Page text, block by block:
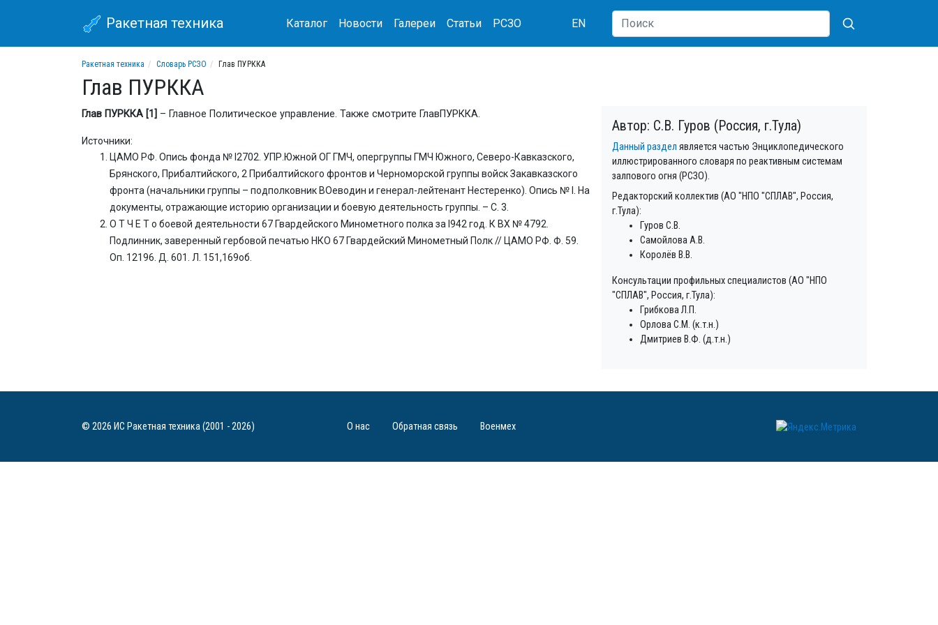
Ракетная техника Каталог Новости Галереи Статьи РСЗО EN
Ракетная техника Словарь РСЗО Глав ПУРККА
Глав ПУРККА
Глав ПУРККА [1] – Главное Политическое управление. Также смотрите ГлавПУРККА.
Источники:
ЦАМО РФ. Опись фонда № I2702. УПР.Южной ОГ ГМЧ, опергруппы ГМЧ Южного, Северо-Кавказского,
Брянского, Прибалтийского, 2 Прибалтийского фронтов и Черноморской группы войск Закавказского
фронта (начальники группы – подполковник ВОеводин и генерал-лейтенант Нестеренко). Опись № I. На
документы, отражающие историю организации и боевую деятельность группы. – С. 3.
О Т Ч Е Т о боевой деятельности 67 Гвардейского Минометного полка за I942 год. К ВХ № 4792.
Подлинник, заверенный гербовой печатью НКО 67 Гвардейский Минометный Полк // ЦАМО РФ. Ф. 59.
Оп. 12196. Д. 601. Л. 151,169об.
Автор: С.В. Гуров (Россия, г.Тула)
Данный раздел является частью Энциклопедического
иллюстрированного словаря по реактивным системам
залпового огня (РСЗО).
Редакторский коллектив (АО "НПО "СПЛАВ", Россия,
г.Тула):
Гуров С.В.
Самойлова А.В.
Королёв В.В.
Консультации профильных специалистов (АО "НПО
"СПЛАВ", Россия, г.Тула):
Грибкова Л.П.
Орлова С.М. (к.т.н.)
Дмитриев В.Ф. (д.т.н.)
© 2026 ИС Ракетная техника (2001 - 2026) О нас Обратная связь Военмех